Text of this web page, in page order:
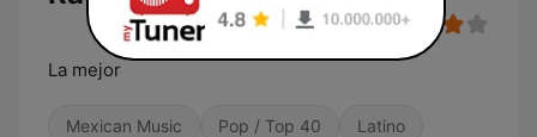
La mejor
Mexican Music Pop / Top 40 Latino